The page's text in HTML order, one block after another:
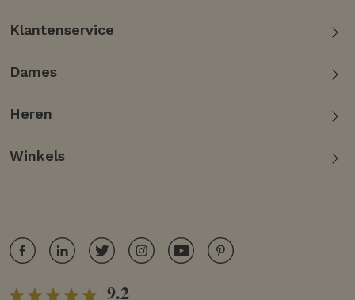
Klantenservice
Dames
Heren
Winkels
9.2